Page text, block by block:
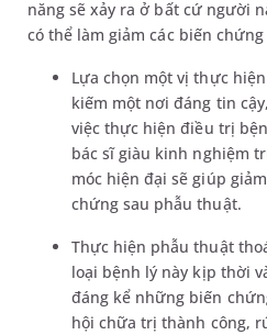
năng sẽ xảy ra ở bất cứ người
có thể làm giảm các biến chứng
Lựa chọn một vị thực
kiếm một nơi đáng tin
việc thực hiện điều trị
bác sĩ giàu kinh nghiệm
móc hiện đại sẽ giúp
chứng sau phẫu thuật.
Thực hiện phẫu thuật
loại bệnh lý này kịp thời
đáng kể những biến
hội chữa trị thành công,